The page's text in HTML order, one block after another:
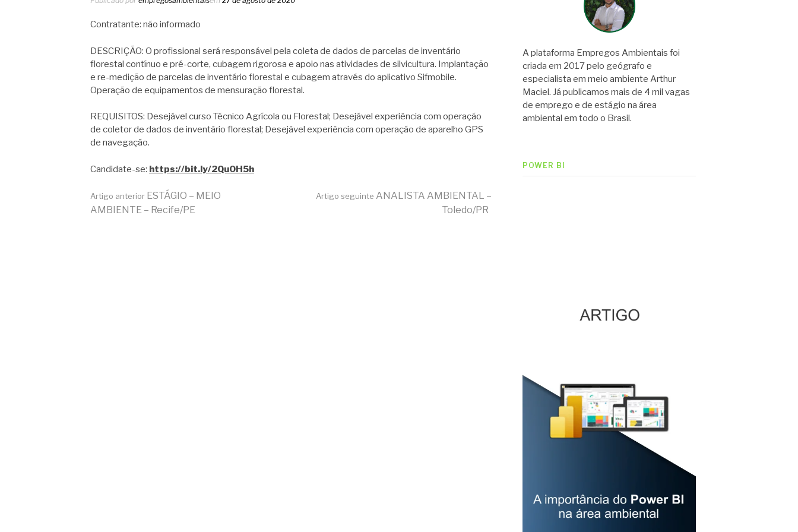
Contratante: não informado
DESCRIÇÃO: O profissional será responsável pela coleta de dados de parcelas de inventário
florestal contínuo e pré-corte, cubagem rigorosa e apoio nas atividades de silvicultura. Implantação
e re-medição de parcelas de inventário florestal e cubagem através do aplicativo Sifmobile.
Operação de equipamentos de mensuração florestal.
REQUISITOS: Desejável curso Técnico Agrícola ou Florestal; Desejável experiência com operação
de coletor de dados de inventário florestal; Desejável experiência com operação de aparelho GPS
de navegação.
Candidate-se: https://bit.ly/2Qu0H5h
Continue
Artigo anterior ESTÁGIO – MEIO
AMBIENTE – Recife/PE
Artigo seguinte ANALISTA AMBIENTAL –
Toledo/PR
A plataforma Empregos Ambientais foi
criada em 2017 pelo geógrafo e
especialista em meio ambiente Arthur
Maciel. Já publicamos mais de 4 mil vagas
de emprego e de estágio na área
ambiental em todo o Brasil.
POWER BI